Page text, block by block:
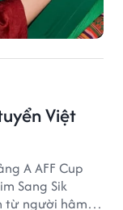
Việt
A AFF Cup
Sang Sik
từ người hâm